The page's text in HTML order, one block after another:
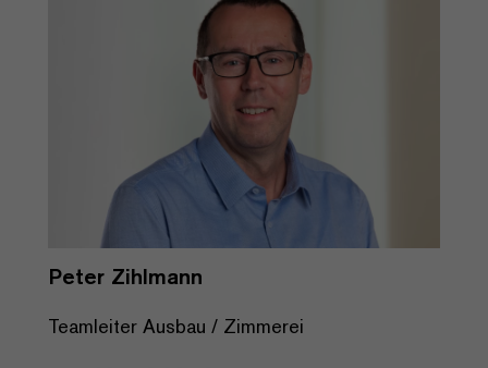
Peter Zihlmann
Teamleiter Ausbau / Zimmerei